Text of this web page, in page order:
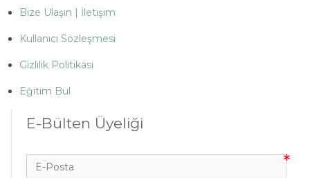
Bize Ulaşın | İletişim
Kullanıcı Sözleşmesi
Gizlilik Politikası
Eğitim Bul
E-Bülten Üyeliği